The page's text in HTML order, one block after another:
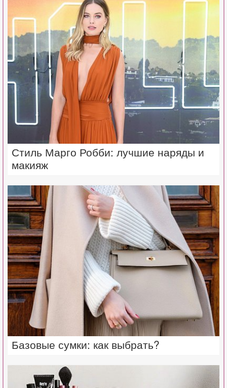
Стиль Марго Робби: лучшие наряды и
макияж
Базовые сумки: как выбрать?